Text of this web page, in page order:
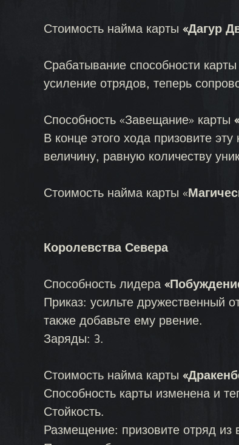
Стоимость найма карты «Дагур
Срабатывание способности карты
усиление отрядов, теперь
Способность «Завещание» карты
В конце этого хода призовите
величину, равную количеству
Стоимость найма карты «
Королевства Севера
Способность лидера
Приказ: усильте дружественный
также добавьте ему рвение.
Заряды: 3.
Стоимость найма карты
Способность карты изменена и
Стойкость.
Размещение: призовите отряд из